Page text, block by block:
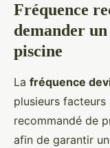
Fréquence
demander
piscine
La fréquence
plusieurs
recommandé de
afin de garantir